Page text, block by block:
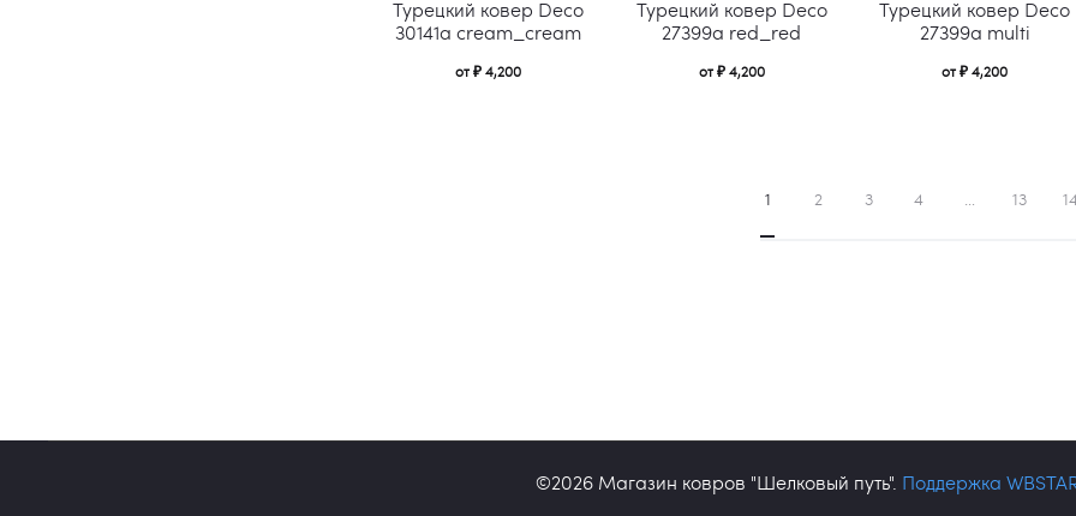
товар
Турецкий ковер Deco
30141a cream_cream
от₽4,200
товар
Турецкий ковер Deco
27399a red_red
от₽4,200
Турецкий ковер Deco
27399a multi
от₽4,200
1 2 3 4 13
©2026 Магазин ковров "Шелковый путь". Поддержка